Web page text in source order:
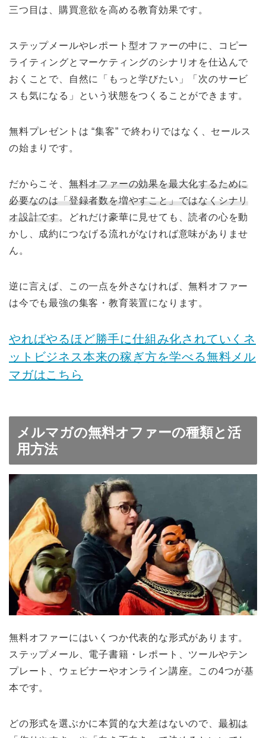
三つ目は、購買意欲を高める教育効果です。
ステップメールやレポート型オファーの中に、コピー
ライティングとマーケティングのシナリオを仕込んで
おくことで、自然に「もっと学びたい」「次のサービ
スも気になる」という状態をつくることができます。
無料プレゼントは “集客” で終わりではなく、セールス
の始まりです。
だからこそ、 無料オファーの効果を最大化するために
必要なのは「登録者数を増やすこと」ではなくシナリ
オ設計です。どれだけ豪華に見せても、読者の心を動
かし、成約につなげる流れがなければ意味がありませ
ん。
逆に言えば、この一点を外さなければ、無料オファー
は今でも最強の集客・教育装置になります。
やればやるほど勝手に仕組み化されていくネ
ットビジネス本来の稼ぎ方を学べる無料メル
マガはこちら
メルマガの無料オファーの種類と活
用方法
無料オファーにはいくつか代表的な形式があります。
ステップメール、電子書籍・レポート、ツールやテン
プレート、ウェビナーやオンライン講座。この4つが基
本です。
どの形式を選ぶかに本質的な大差はないので、 最初は